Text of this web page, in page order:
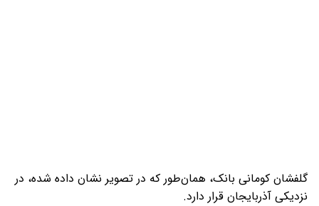
گلفشان کومانی بانک، همان‌طور که در تصویر نشان داده شده، در
نزدیکی آذربایجان قرار دارد.